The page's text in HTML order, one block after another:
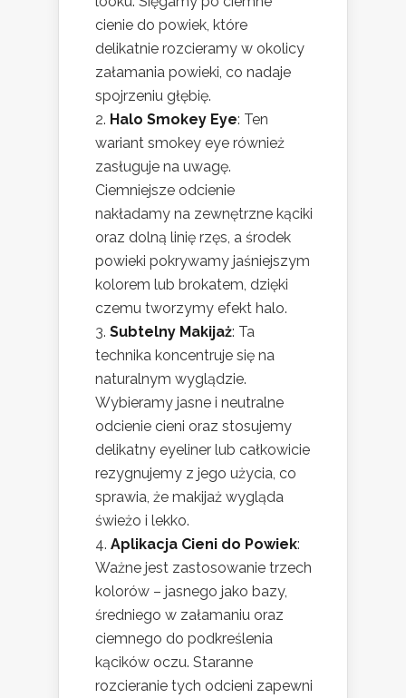
cienie do powiek, które
delikatnie rozcieramy w okolicy
załamania powieki, co nadaje
spojrzeniu głębię.
Halo Smokey Eye: Ten
wariant smokey eye również
zasługuje na uwagę.
Ciemniejsze odcienie
nakładamy na zewnętrzne kąciki
oraz dolną linię rzęs, a środek
powieki pokrywamy jaśniejszym
kolorem lub brokatem, dzięki
czemu tworzymy efekt halo.
Subtelny Makijaż: Ta
technika koncentruje się na
naturalnym wyglądzie.
Wybieramy jasne i neutralne
odcienie cieni oraz stosujemy
delikatny eyeliner lub całkowicie
rezygnujemy z jego użycia, co
sprawia, że makijaż wygląda
świeżo i lekko.
Aplikacja Cieni do Powiek:
Ważne jest zastosowanie trzech
kolorów – jasnego jako bazy,
średniego w załamaniu oraz
ciemnego do podkreślenia
kącików oczu. Staranne
rozcieranie tych odcieni zapewni